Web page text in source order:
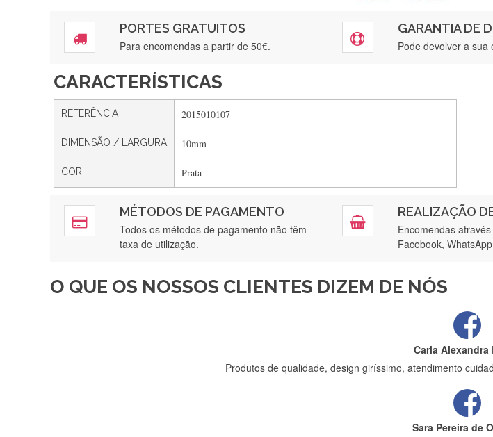
PORTES GRATUITOS
Para encomendas a partir de 50€.
GARANTIA DE
Pode devolver a sua
CARACTERÍSTICAS
REFERÊNCIA 2015010107
DIMENSÃO / LARGURA 10mm
COR Prata
MÉTODOS DE PAGAMENTO
Todos os métodos de pagamento não têm
taxa de utilização.
REALIZAÇÃO
Encomendas
Facebook,
O QUE OS NOSSOS CLIENTES DIZEM DE NÓS
Encomenda direitinha. Rapidez e
Gostei ,Serviço bastante
Rápido, atendimento 5*. Hoje chegará a segunda
Recebi a minha encomenda, rápida entrega e vinha muito bem
Carla Alexandra
Produtos de qualidade, design giríssimo, atendimento
Sara Pereira de